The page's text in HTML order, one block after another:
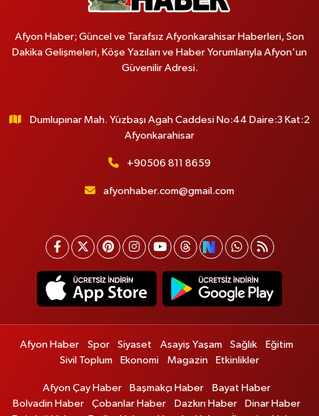
Afyon Haber; Güncel ve Tarafsız Afyonkarahisar Haberleri, Son
Dakika Gelişmeleri, Köşe Yazıları ve Haber Yorumlarıyla Afyon'un
Güvenilir Adresi.
Dumlupınar Mah. Yüzbaşı Agah Caddesi No:44 Daire:3 Kat:2
Afyonkarahisar
+90506 811 8659
afyonhaber.com@gmail.com
Afyon Haber Spor Siyaset Asayiş Yaşam Sağlık
Eğitim
Sivil Toplum
Ekonomi Magazin Etkinlikler
Afyon Çay Haber Başmakçı Haber
Bayat Haber
Bolvadin Haber
Çobanlar Haber Dazkırı Haber
Dinar Haber